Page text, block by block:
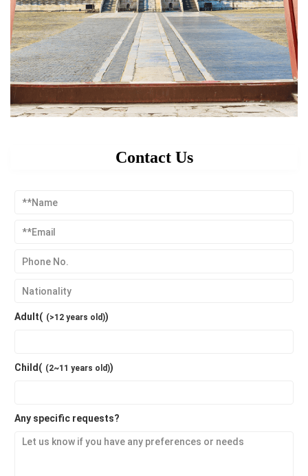
Contact Us
Adult( (>12 years old))
Child( (2~11 years old))
Any specific requests?